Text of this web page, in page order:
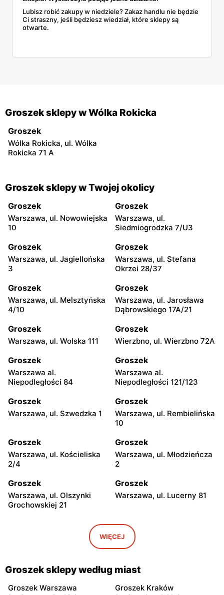
Lubisz robić zakupy w niedziele? Zakaz handlu nie będzie
Ci straszny, jeśli będziesz wiedział, które sklepy są
otwarte.
Groszek sklepy w Wólka Rokicka
Groszek
Wólka Rokicka, ul. Wólka
Rokicka 71 A
Groszek sklepy w Twojej okolicy
Groszek
Warszawa, ul. Nowowiejska
10
Groszek
Warszawa, ul.
Siedmiogrodzka 7/U3
Groszek
Warszawa, ul. Jagiellońska
3
Groszek
Warszawa, ul. Stefana
Okrzei 28/37
Groszek
Warszawa, ul. Melsztyńska
4/10
Groszek
Warszawa, ul. Jarosława
Dąbrowskiego 17A/21
Groszek
Warszawa, ul. Wolska 111
Groszek
Wierzbno, ul. Wierzbno 72A
Groszek
Warszawa al.
Niepodległości 84
Groszek
Warszawa al.
Niepodległości 121/123
Groszek
Warszawa, ul. Szwedzka 1
Groszek
Warszawa, ul. Rembielińska
10
Groszek
Warszawa, ul. Kościeliska
2/4
Groszek
Warszawa, ul. Młodzieńcza
2
Groszek
Warszawa, ul. Olszynki
Grochowskiej 21
Groszek
Warszawa, ul. Lucerny 81
Warszawa, ul. Myśliborska
Groszek
Warszawa, ul. Grawerska 5
Groszek
Babice Nowe, ul.
Warszawska 278
Groszek
Wieruchowska 157
WIĘCEJ
Groszek sklepy według miast
Groszek Warszawa
Groszek Kraków